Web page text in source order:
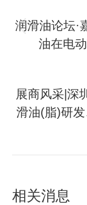
章
润滑油论坛·
油在电
展商风采|深
滑油(脂)研
相关消息